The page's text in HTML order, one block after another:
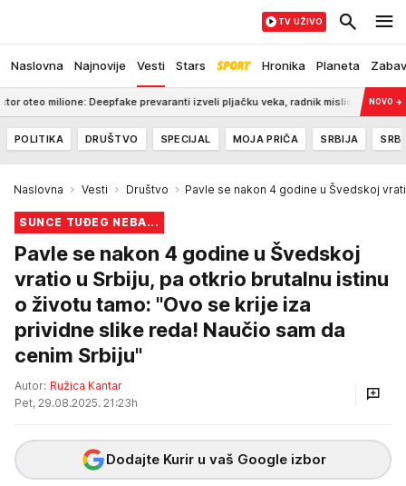
Naslovna Najnovije Vesti Stars Hronika Planeta
TV UŽIVO
Deepfake prevaranti izveli pljačku veka, radnik mislio da priča sa šefom!
NOVO →
POLITIKA DRUŠTVO SPECIJAL MOJA PRIČA SRBIJA
Naslovna Vesti Društvo Pavle se nakon 4 godine u Švedskoj
SUNCE TUĐEG NEBA...
Pavle se nakon 4 godine u Švedskoj
vratio u Srbiju, pa otkrio brutalnu istinu
o životu tamo: "Ovo se krije iza
prividne slike reda! Naučio sam da
cenim Srbiju"
Autor: Ružica Kantar
Pet, 29.08.2025. 21:23h
Dodajte Kurir u vaš Google izbor